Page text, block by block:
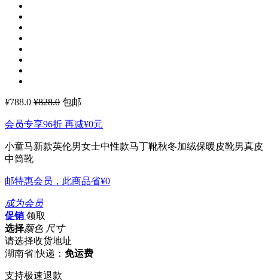
¥788.0 ¥828.0 包邮
会员专享96折 再减¥0元
小童马新款英伦男女士中性款马丁靴秋冬加绒保暖皮靴男真皮
中筒靴
邮特惠会员，此商品省¥0
成为会员
促销 领取
选择颜色 尺寸
请选择收货地址
湖南省|快递： 免运费
支持极速退款